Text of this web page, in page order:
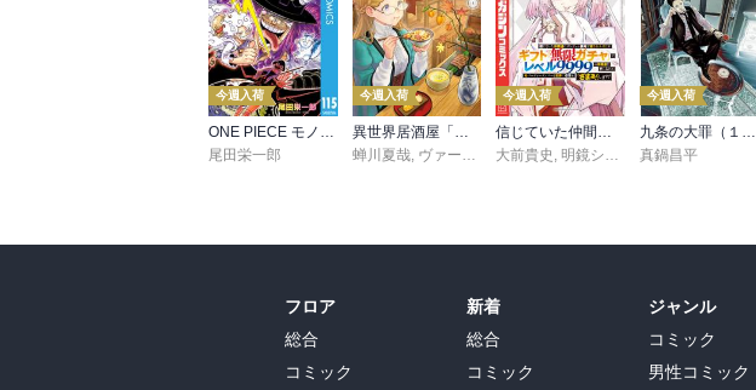
今週入荷
ONE PIECE モノクロ版 115
尾田栄一郎
今週入荷
異世界居酒屋「のぶ」(22)
蝉川夏哉, ヴァージニア二等兵 ,転
今週入荷
信じていた仲間達にダンジョン奥地で殺されかけたがギフト『無限ガチャ』でレベル９９９９の仲間達を手に入れて元パーティーメンバーと世界に復讐＆『ざまぁ！』します！（２３）
大前貴史 ,明鏡シスイ ,ｔｅｆ
今週入荷
九条の大罪（１７）
真鍋昌平
フロア
総合
コミック
新着
総合
コミック
ジャンル
コミック
男性コミック